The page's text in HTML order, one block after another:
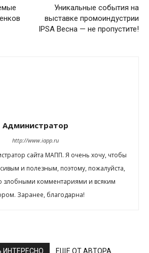
Уникальные события на
выставке промоиндустрии
IPSA Весна — не пропустите!
Администратор
http://www.iapp.ru
сайта МАПП. Я очень хочу, чтобы
и полезным, поэтому, пожалуйста,
злобными комментариями и всяким
Заранее, благодарна!
ЕЩЕ ОТ АВТОРА